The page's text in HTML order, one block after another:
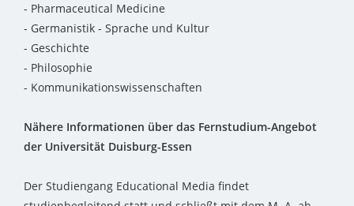
- Pharmaceutical Medicine
- Germanistik - Sprache und Kultur
- Geschichte
- Philosophie
- Kommunikationswissenschaften
Nähere Informationen über das Fernstudium-Angebot
der Universität Duisburg-Essen
Der Studiengang Educational Media findet